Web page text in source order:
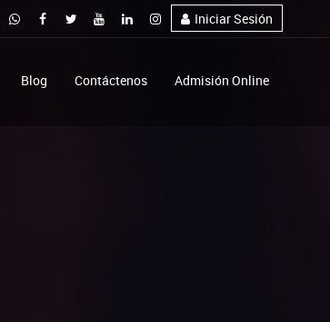
Iniciar Sesión
Blog Contáctenos Admisión Online